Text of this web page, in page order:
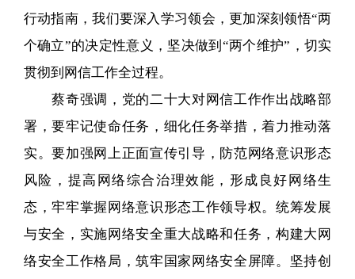
行动指南，我们要深入学习领会，更加深刻领悟“两
个确立”的决定性意义，坚决做到“两个维护”，切实
贯彻到网信工作全过程。
蔡奇强调，党的二十大对网信工作作出战略部
署，要牢记使命任务，细化任务举措，着力推动落
实。要加强网上正面宣传引导，防范网络意识形态
风险，提高网络综合治理效能，形成良好网络生
态，牢牢掌握网络意识形态工作领导权。统筹发展
与安全，实施网络安全重大战略和任务，构建大网
络安全工作格局，筑牢国家网络安全屏障。坚持创